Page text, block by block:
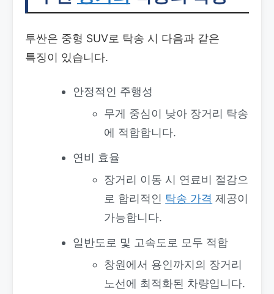
투싼은 중형 SUV로 탁송 시 다음과 같은
특징이 있습니다.
안정적인 주행성
무게 중심이 낮아 장거리 탁송
에 적합합니다.
연비 효율
장거리 이동 시 연료비 절감으
로 합리적인 탁송 가격 제공이
가능합니다.
일반도로 및 고속도로 모두 적합
창원에서 용인까지의 장거리
노선에 최적화된 차량입니다.